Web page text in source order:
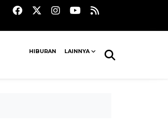
HIBURAN LAINNYA